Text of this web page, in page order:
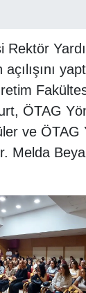
ÖTAG
ve ÖTAG
Melda